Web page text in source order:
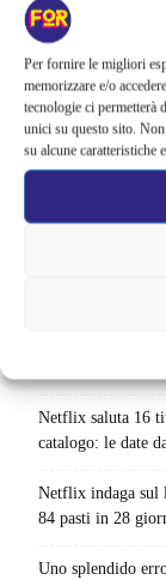
Per fornire le migliori
memorizzare e/o
tecnologie ci permetterà
unici su questo sito.
su alcune caratteristiche
Sony ferma i film
Netflix saluta 16
catalogo: le date
Netflix indaga sul
84 pasti in 28
Uno splendido